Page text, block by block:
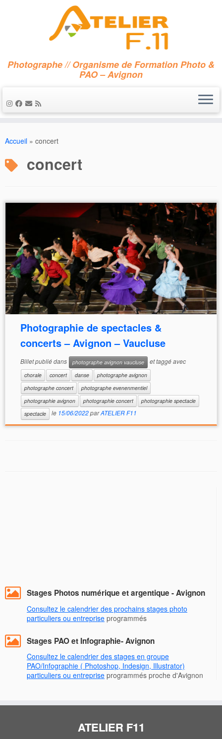
au
Photographe // Organisme de Formation Photo &
PAO – Avignon
Accueil » concert
concert
Photographie de spectacles &
concerts – Avignon – Vaucluse
Billet publié dans photographe avignon vaucluse et taggé avec
chorale concert danse
photographe avignon
photographe concert
photographe evenenmentiel
photographie avignon
photographie concert
photographie spectacle
spectacle
le 15/06/2022parATELIER F11
Stages Photos numérique et argentique - Avignon
Consultez le calendrier des prochains stages photo
particuliers ou entreprise programmés
Stages PAO et Infographie- Avignon
Consultez le calendrier des stages en groupe
PAO/Infographie ( Photoshop, Indesign, Illustrator)
particuliers ou entreprise programmés proche d'Avignon
ATELIER F11